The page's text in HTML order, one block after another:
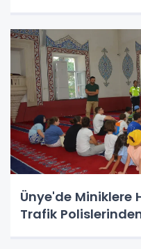
Ünye'de
Trafik